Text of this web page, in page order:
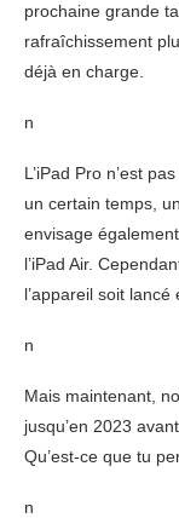
prochaine grande
rafraîchissement
déjà en charge.
n
L’iPad Pro n’est
un certain temps,
envisage
l’iPad Air.
l’appareil soit
n
Mais maintenant,
jusqu’en 2023
Qu’est-ce que tu
n